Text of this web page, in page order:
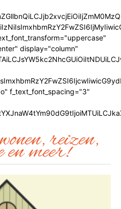
display="column"
f_text_font_spacing="3"
reizen,
en meer!